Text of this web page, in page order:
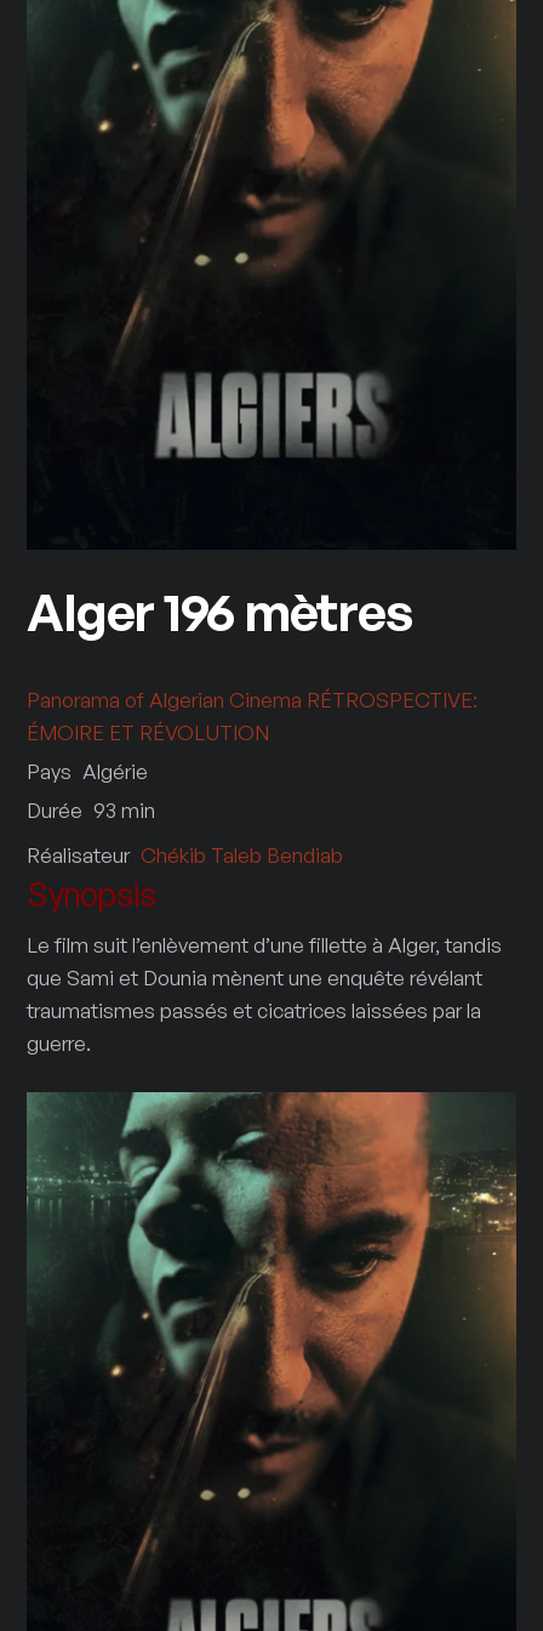
Alger 196 mètres
Panorama of Algerian Cinema RÉTROSPECTIVE:
ÉMOIRE ET RÉVOLUTION
Pays Algérie
Durée 93min
Réalisateur Chékib Taleb Bendiab
Synopsis
Le film suit l’enlèvement d’une fillette à Alger, tandis
que Sami et Dounia mènent une enquête révélant
traumatismes passés et cicatrices laissées par la
guerre.